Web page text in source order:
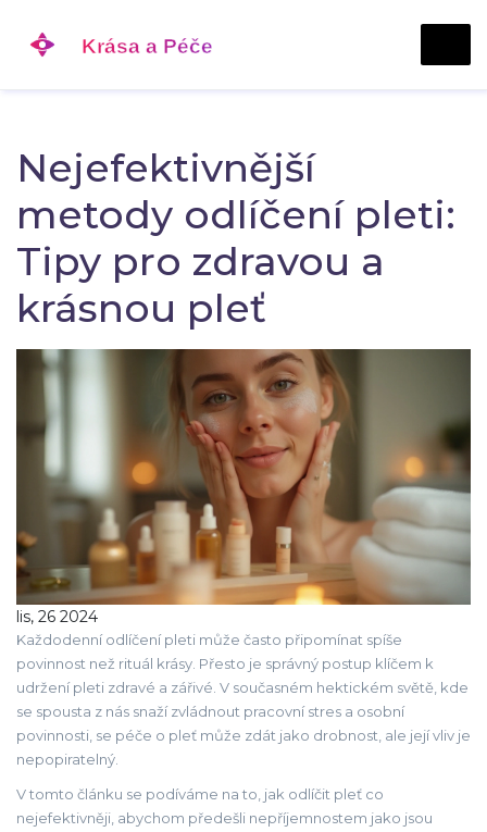
Nejefektivnější
metody odlíčení pleti:
Tipy pro zdravou a
krásnou pleť
lis, 26 2024
Každodenní odlíčení pleti může často připomínat spíše
povinnost než rituál krásy. Přesto je správný postup klíčem k
udržení pleti zdravé a zářivé. V současném hektickém světě, kde
se spousta z nás snaží zvládnout pracovní stres a osobní
povinnosti, se péče o pleť může zdát jako drobnost, ale její vliv je
nepopiratelný.
V tomto článku se podíváme na to, jak odlíčit pleť co
nejefektivněji, abychom předešli nepříjemnostem jako jsou